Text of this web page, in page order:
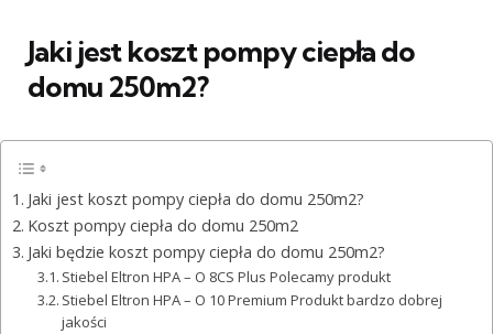
Jaki jest koszt pompy ciepła do
domu 250m2?
Jaki jest koszt pompy ciepła do domu 250m2?
Koszt pompy ciepła do domu 250m2
Jaki będzie koszt pompy ciepła do domu 250m2?
Stiebel Eltron HPA – O 8CS Plus Polecamy produkt
Stiebel Eltron HPA – O 10 Premium Produkt bardzo dobrej
jakości